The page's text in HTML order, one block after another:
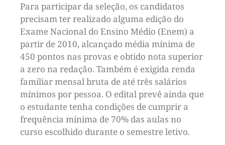
Para participar da seleção, os candidatos
precisam ter realizado alguma edição do
Exame Nacional do Ensino Médio (Enem) a
partir de 2010, alcançado média mínima de
450 pontos nas provas e obtido nota superior
a zero na redação. Também é exigida renda
familiar mensal bruta de até três salários
mínimos por pessoa. O edital prevê ainda que
o estudante tenha condições de cumprir a
frequência mínima de 70% das aulas no
curso escolhido durante o semestre letivo.